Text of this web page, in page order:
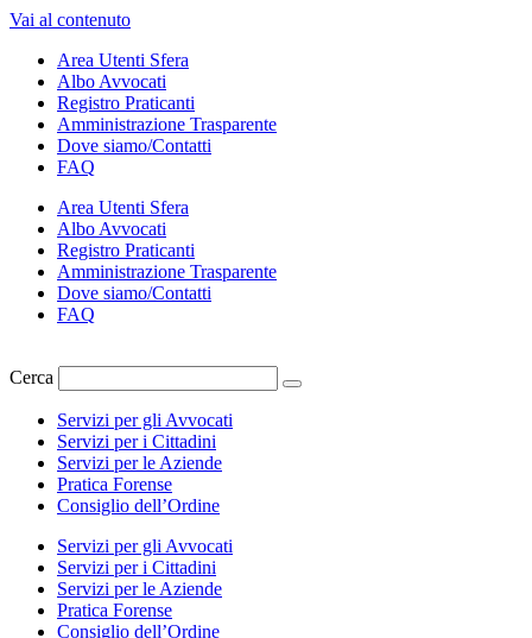
Vai al contenuto
Area Utenti Sfera
Albo Avvocati
Registro Praticanti
Amministrazione Trasparente
Dove siamo/Contatti
FAQ
Area Utenti Sfera
Albo Avvocati
Registro Praticanti
Amministrazione Trasparente
Dove siamo/Contatti
FAQ
Cerca
Servizi per gli Avvocati
Servizi per i Cittadini
Servizi per le Aziende
Pratica Forense
Consiglio dell’Ordine
Servizi per gli Avvocati
Servizi per i Cittadini
Servizi per le Aziende
Pratica Forense
Consiglio dell’Ordine